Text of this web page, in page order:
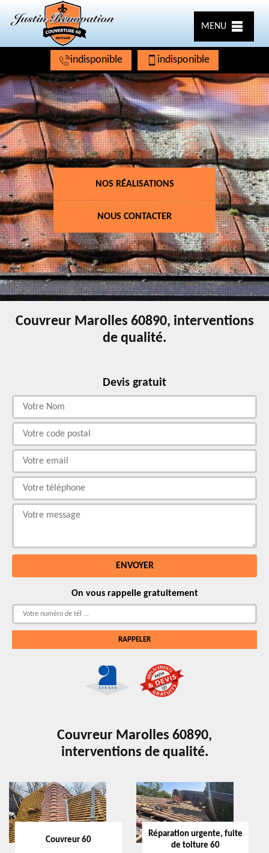
MENU
indisponible indisponible
NOS RÉALISATIONS
NOUS CONTACTER
Couvreur Marolles 60890, interventions
de qualité.
Devis gratuit
On vous rappelle gratuitement
Couvreur Marolles 60890,
interventions de qualité.
Couvreur 60
Réparation urgente, fuite
de toiture 60